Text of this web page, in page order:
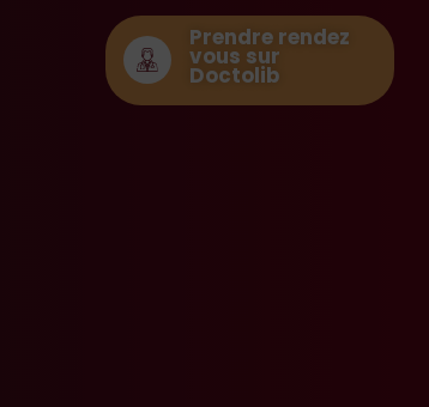
Prendre rendez
vous sur
Doctolib